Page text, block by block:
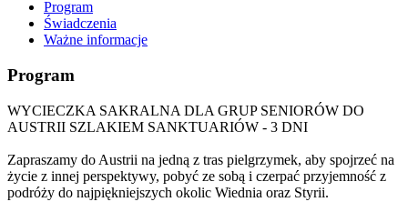
Program
Świadczenia
Ważne informacje
Program
WYCIECZKA SAKRALNA DLA GRUP SENIORÓW DO
AUSTRII SZLAKIEM SANKTUARIÓW - 3 DNI
Zapraszamy do Austrii na jedną z tras pielgrzymek, aby spojrzeć na
życie z innej perspektywy, pobyć ze sobą i czerpać przyjemność z
podróży do najpiękniejszych okolic Wiednia oraz Styrii.